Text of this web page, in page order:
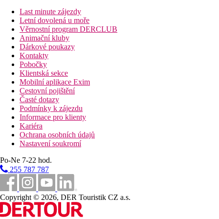
Obecné vybavení hotelu
Obecné informace: 24hodinová recepce, portýr, úschovna
zavazadel, možnost směny peněz, check in od 14:00 h, check
out do 12:00 h, hotelová hala / lobby, klimatizace, počet
seminárních a konferenčních místností: 30, pokojová služba -
zdarma, vhodné pro vozíčkáře, praní prádla - nepovinně za
poplatek v resortu, žehlení prádla - nepovinně za poplatek v
resortu, výtah
parkovací možnosti: parkoviště - dle dostupnosti, garáž -
nepovinně za poplatek v resortu, 26 EUR.00 za auto a noc,
dobíjecí stanice pro elektromobily - nepovinně splatná v resortu
Zvířata: domácí zvířata povolena - na vyžádání, nepovinně se
platí v resortu, 30,00 EUR za zvíře a noc, miska na krmení -
zdarma, pelíšek pro domácí zvířata - nepovinně se platí v resortu
internet: WIFI v lobby - zdarma, WIFI v celém objektu -
zdarma, internetový koutek
gastronomie: snídaňová místnost, restaurace, bar, kavárna, terasa
kouření: nekuřácké pokoje, nekuřácký hotel
způsoby platby: V hotovosti, debetní kartou, kartou Visa, kartou
Mastercard, kartou Diners Club, kartou American Express,
kartou ApplePay.
Wellness zařízení
velikost wellness 1000 m², bazénová část - zdarma, krytý bazén
Last minute zájezdy
Letní dovolená u moře
Věrnostní program DERCLUB
Animační kluby
Dárkové poukazy
Kontakty
Pobočky
Klientská sekce
Mobilní aplikace Exim
Cestovní pojištění
Časté dotazy
Podmínky k zájezdu
Informace pro klienty
Kariéra
Ochrana osobních údajů
Nastavení soukromí
Po-Ne 7-22 hod.
255 787 787
Copyright © 2026, DER Touristik CZ a.s.